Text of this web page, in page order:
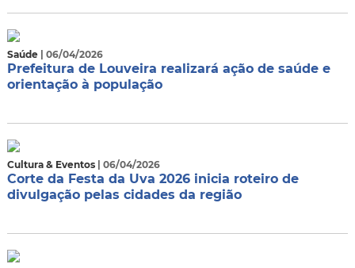
Saúde | 06/04/2026
Prefeitura de Louveira realizará ação de saúde e
orientação à população
Cultura & Eventos | 06/04/2026
Corte da Festa da Uva 2026 inicia roteiro de
divulgação pelas cidades da região